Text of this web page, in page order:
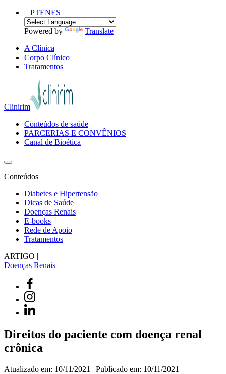
PTENES
Powered by
Translate
A Clínica
Corpo Clínico
Tratamentos
Clinirim
Conteúdos de saúde
PARCERIAS E CONVÊNIOS
Canal de Bioética
Conteúdos
Diabetes e Hipertensão
Dicas de Saúde
Doenças Renais
E-books
Rede de Apoio
Tratamentos
ARTIGO |
Doenças Renais
Direitos do paciente com doença renal
crônica
Atualizado em: 10/11/2021 | Publicado em: 10/11/2021